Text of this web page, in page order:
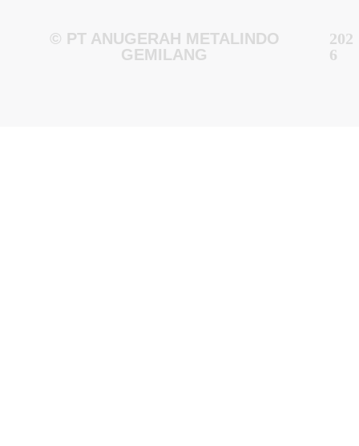
© PT ANUGERAH METALINDO
GEMILANG
202
6